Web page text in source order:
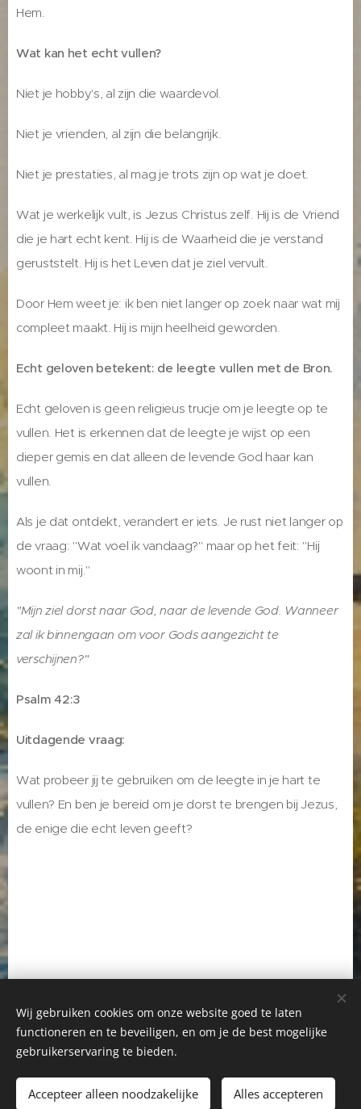
Hem.
Wat kan het echt vullen?
Niet je hobby's, al zijn die waardevol.
Niet je vrienden, al zijn die belangrijk.
Niet je prestaties, al mag je trots zijn op wat je doet.
Wat je werkelijk vult, is Jezus Christus zelf. Hij is de Vriend
die je hart echt kent. Hij is de Waarheid die je verstand
geruststelt. Hij is het Leven dat je ziel vervult.
Door Hem weet je: ik ben niet langer op zoek naar wat mij
compleet maakt. Hij is mijn heelheid geworden.
Echt geloven betekent: de leegte vullen met de Bron.
Echt geloven is geen religieus trucje om je leegte op te
vullen. Het is erkennen dat de leegte je wijst op een
dieper gemis en dat alleen de levende God haar kan
vullen.
Als je dat ontdekt, verandert er iets. Je rust niet langer op
de vraag: "Wat voel ik vandaag?" maar op het feit: "Hij
woont in mij."
"Mijn ziel dorst naar God, naar de levende God. Wanneer
zal ik binnengaan om voor Gods aangezicht te
verschijnen?"
Psalm 42:3
Uitdagende vraag:
Wat probeer jij te gebruiken om de leegte in je hart te
vullen? En ben je bereid om je dorst te brengen bij Jezus,
de enige die echt leven geeft?
Gerda Huizinga - Greetje Jansen
Facebook Gerda Huizinga-Facebook Greetje Jansen
Wij gebruiken cookies om onze website goed te laten
functioneren en te beveiligen, en om je de best mogelijke
gebruikerservaring te bieden.
Accepteer alleen noodzakelijke Alles accepteren